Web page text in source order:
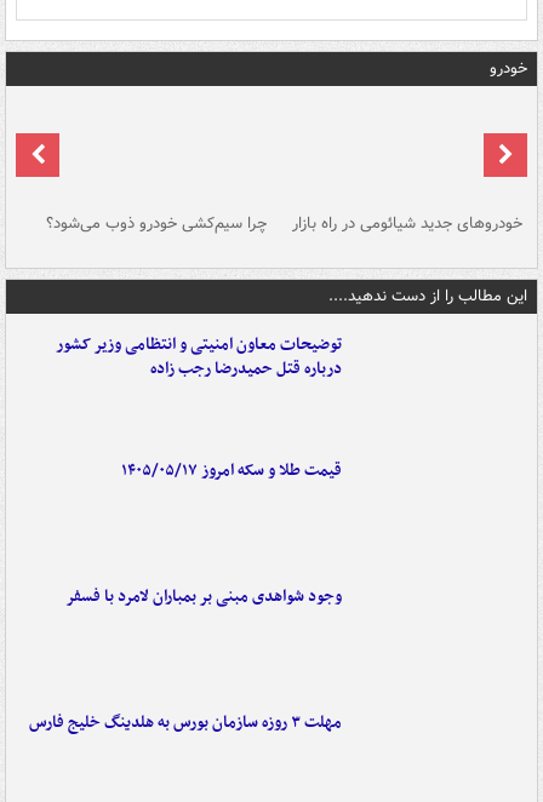
خودرو
خودروهای جدید شیائومی در راه بازار چرا سیم‌کشی خودرو ذوب می‌شود؟
این مطالب را از دست ندهید....
توضیحات معاون امنیتی و انتظامی وزیر کشور
درباره قتل حمیدرضا رجب زاده
قیمت طلا و سکه امروز ۱۴۰۵/۰۵/۱۷
وجود شواهدی مبنی بر بمباران لامرد با فسفر
مهلت ۳ روزه سازمان بورس به هلدینگ خلیج فارس